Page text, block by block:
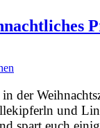
der
und